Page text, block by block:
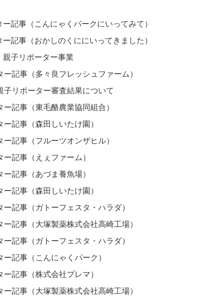
記事（こんにゃくパークにいってみて）
記事（おかしのくににいってきました）
子リポーター事業
記事（多々良フレッシュファーム）
リポーター審査結果について
記事（東毛酪農業協同組合）
記事（森田しいたけ園）
記事（フルーツオンザヒル）
記事（えぇファーム）
記事（あづま養魚場）
記事（森田しいたけ園）
記事（ガトーフェスタ・ハラダ）
記事（大塚製薬株式会社高崎工場）
記事（ガトーフェスタ・ハラダ）
記事（こんにゃくパーク）
記事（株式会社プレマ）
記事（大塚製薬株式会社高崎工場）